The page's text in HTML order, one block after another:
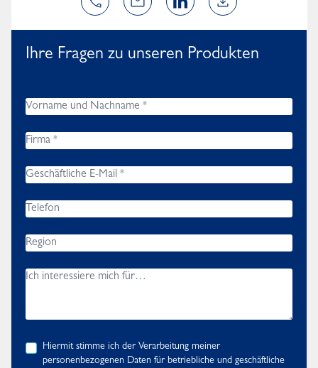
Ihre Fragen zu unseren Produkten
Hiermit stimme ich der Verarbeitung meiner
personenbezogenen Daten für betriebliche und geschäftliche